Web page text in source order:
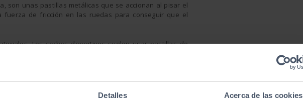
Detalles Acerca de las cookies
son unas pastillas metálicas que se accionan al pisar el
de fricción en las ruedas para conseguir que el
Los coches deportivos suelen usar pastillas de
frenada muy rápida, pero también se desgastan muy
semimetálicas, más asequibles. También encontramos
caras y eficaces, y metálicas, que se caracterizan por su